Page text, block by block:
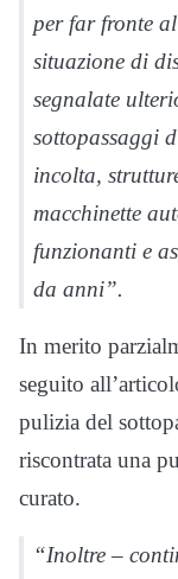
per far fronte
situazione di
segnalate
sottopassaggi
incolta,
macchinette
funzionanti e
da anni”.
In merito
seguito
pulizia del
riscontrata una
curato.
“Inoltre –